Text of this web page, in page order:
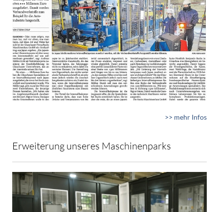
>> mehr Infos
Erweiterung unseres Maschinenparks